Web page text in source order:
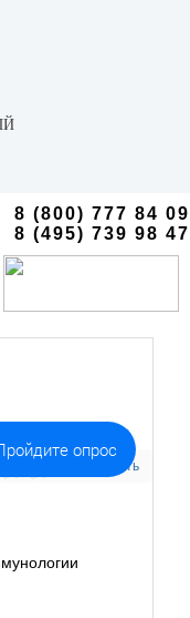
8 (800) 777 84 09
8 (495) 739 98 47
Печать
опрос